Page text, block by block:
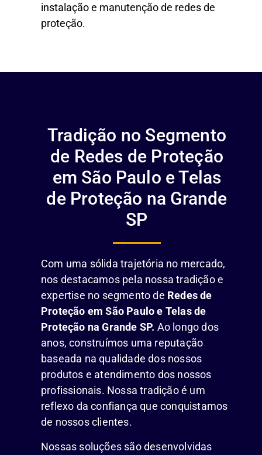
instalação e manutenção de redes de
proteção.
Tradição no Segmento
de Redes de Proteção
em São Paulo e Telas
de Proteção na Grande
SP
Com uma sólida trajetória no mercado,
nos destacamos pela nossa tradição e
expertise no segmento de Redes de
Proteção em São Paulo e Telas de
Proteção na Grande SP. Ao longo dos
anos, construímos uma reputação
baseada na qualidade dos nossos
produtos e atendimento dos nossos
profissionais. Nossa tradição é um
reflexo da confiança que conquistamos
de nossos clientes.
Nossas soluções são desenvolvidas